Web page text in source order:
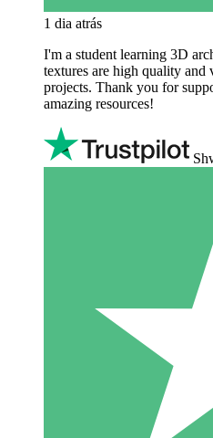
1 dia atrás
I'm a student learning 3D
textures are high quality
projects. Thank you for
amazing resources!